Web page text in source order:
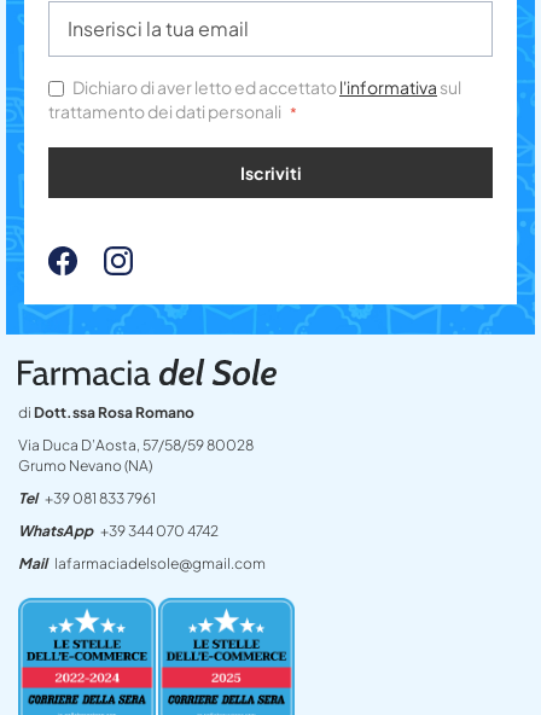
di Dott.ssa Rosa Romano
Via Duca D’Aosta, 57/58/59 80028
Grumo Nevano (NA)
Tel +39 081 833 7961
WhatsApp +39 344 070 4742
Mail lafarmaciadelsole@gmail.com
Dichiaro di aver letto ed accettatol'informativa sul
trattamento dei dati personali
Iscriviti